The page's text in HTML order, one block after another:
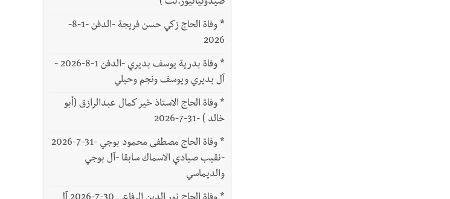
صيدونيانيوز.نت )
*
وفاة الحاج زكي حسن فريجة -الدفن -1-8-
2026
*
وفاة بدرية يوسف بديري -الدفن 1-8-2026 -
آل بديري ويوسف ونجم وحبلي
* وفاة الحاج الاستاذ خير كمال عبدالرازق (أبو
خالد ) -31-7-2026
*
وفاة الحاج مصطفى محمود بوجي -31-7-2026
-نقيب صيادي الاسماك سابقا -آل بوجي
والديماسي